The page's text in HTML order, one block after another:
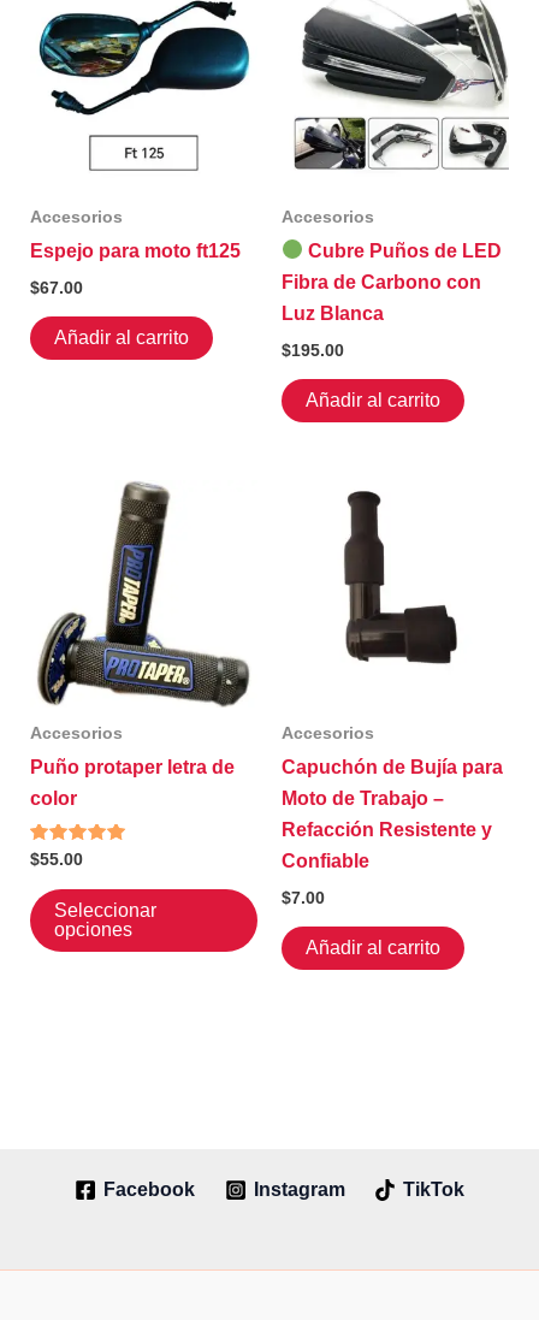
Accesorios
Espejo para moto ft125
$67.00
Añadir al carrito
Accesorios
Cubre Puños de LED
Fibra de Carbono con
Luz Blanca
$195.00
Añadir al carrito
Accesorios
Puño protaper letra de
color
Valorado
con
5.00
de 5
$55.00
Seleccionar
opciones
Este
producto
tiene
página
Accesorios
Capuchón de Bujía para
Moto de Trabajo –
Refacción Resistente y
Confiable
$7.00
Añadir al carrito
Facebook Instagram TikTok